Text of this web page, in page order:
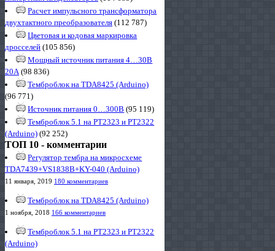
Расчет импульсного трансформатора
двухтактного преобразователя (112 787)
Цветовая и кодовая маркировка
дросселей (105 856)
Мощный источник питания 4…30В
20А(98 836)
Темброблок на TDA8425 (Arduino)
(96 771)
Источник питания 0…300В (95 119)
Темброблок 5.1 на PT2323 и PT2322
(Arduino) (92 252)
ТОП 10 - комментарии
Регулятор тембра на микросхеме
TDA7439+VS1838B+KY-040 (Arduino)
11 января, 2019 180 комментариев
Темброблок на TDA8425 (Arduino)
1 ноября, 2018 166 комментариев
Темброблок 5.1 на PT2323 и PT2322
(Arduino)